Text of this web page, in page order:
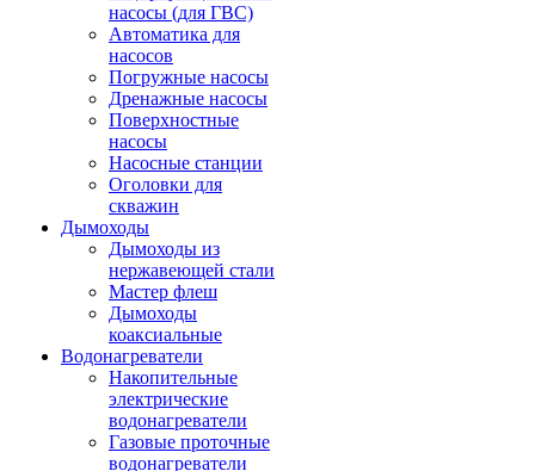
насосы (для ГВС)
Автоматика для
насосов
Погружные насосы
Дренажные насосы
Поверхностные
насосы
Насосные станции
Оголовки для
скважин
Дымоходы
Дымоходы из
нержавеющей стали
Мастер флеш
Дымоходы
коаксиальные
Водонагреватели
Накопительные
электрические
водонагреватели
Газовые проточные
водонагреватели